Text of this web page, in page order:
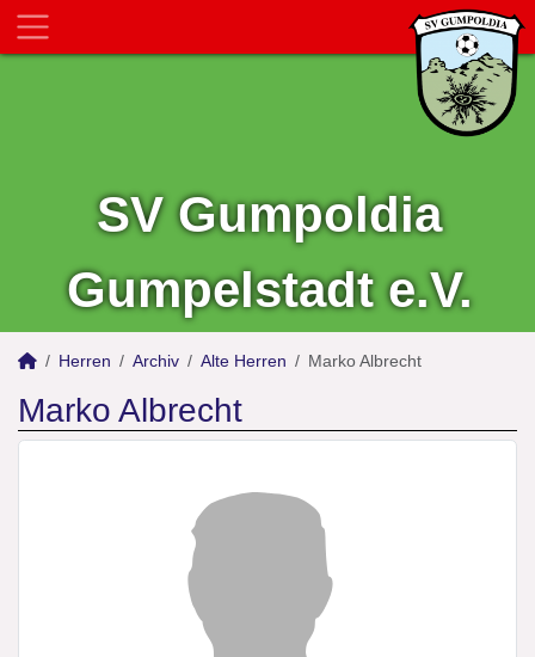
SV Gumpoldia
Gumpelstadt e.V.
Herren Archiv Alte Herren Marko Albrecht
Marko Albrecht